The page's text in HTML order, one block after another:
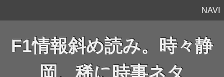
NAVI
F1情報斜め読み。時々静
岡、稀に時事ネタ